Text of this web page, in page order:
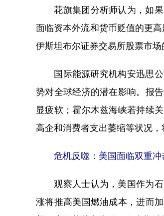
花旗集团分析师认为，如果
面临资本外流和货币贬值的更
伊斯坦布尔证券交易所股票市场
国际能源研究机构安迅思公司
势对全球经济的潜在影响。报
显疲软；霍尔木兹海峡若持续
高企和消费者支出萎缩等状况，
危机反噬：美国面临双重冲
观察人士认为，美国作为石
涨将推高美国燃油成本，进而